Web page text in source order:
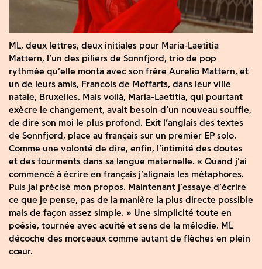
ML, deux lettres, deux initiales pour Maria-Laetitia
Mattern, l’un des piliers de Sonnfjord, trio de pop
rythmée qu’elle monta avec son frère Aurelio Mattern, et
un de leurs amis, Francois de Moffarts, dans leur ville
natale, Bruxelles. Mais voilà, Maria-Laetitia, qui pourtant
exècre le changement, avait besoin d’un nouveau souffle,
de dire son moi le plus profond. Exit l’anglais des textes
de Sonnfjord, place au français sur un premier EP solo.
Comme une volonté de dire, enfin, l’intimité des doutes
et des tourments dans sa langue maternelle. « Quand j’ai
commencé à écrire en français j’alignais les métaphores.
Puis jai précisé mon propos. Maintenant j’essaye d’écrire
ce que je pense, pas de la manière la plus directe possible
mais de façon assez simple. » Une simplicité toute en
poésie, tournée avec acuité et sens de la mélodie. ML
décoche des morceaux comme autant de flèches en plein
cœur.